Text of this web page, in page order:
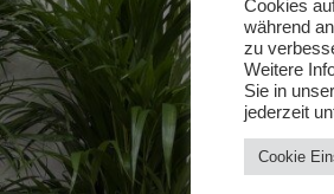
Cookies
während
zu
Weitere
Sie in
jederzeit
Cookie